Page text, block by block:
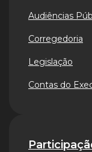
Audiências
Corregedoria
Legislação
Contas do